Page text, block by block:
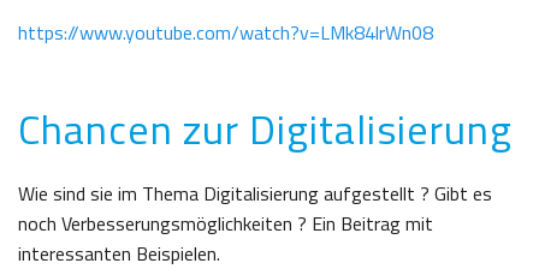
https://www.youtube.com/watch?v=LMk84lrWn08
Chancen zur Digitalisierung
Wie sind sie im Thema Digitalisierung aufgestellt ? Gibt es
noch Verbesserungsmöglichkeiten ? Ein Beitrag mit
interessanten Beispielen.